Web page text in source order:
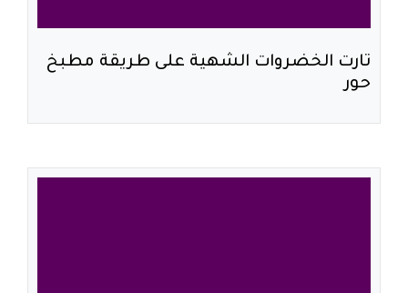
تارت الخضروات الشهية على طريقة مطبخ
حور